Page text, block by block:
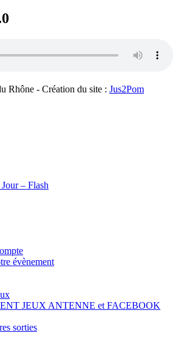
Rhône - Création du site : Jus2Pom
– Flash
évènement
JEUX ANTENNE et FACEBOOK
sorties